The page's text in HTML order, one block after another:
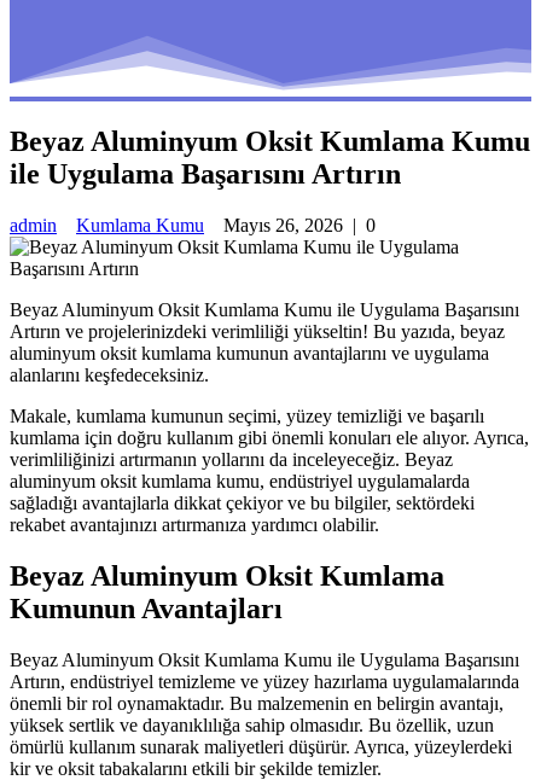
Beyaz Aluminyum Oksit Kumlama Kumu
ile Uygulama Başarısını Artırın
admin Kumlama Kumu Mayıs 26, 2026 | 0
Beyaz Aluminyum Oksit Kumlama Kumu ile Uygulama Başarısını
Artırın ve projelerinizdeki verimliliği yükseltin! Bu yazıda, beyaz
aluminyum oksit kumlama kumunun avantajlarını ve uygulama
alanlarını keşfedeceksiniz.
Makale, kumlama kumunun seçimi, yüzey temizliği ve başarılı
kumlama için doğru kullanım gibi önemli konuları ele alıyor. Ayrıca,
verimliliğinizi artırmanın yollarını da inceleyeceğiz. Beyaz
aluminyum oksit kumlama kumu, endüstriyel uygulamalarda
sağladığı avantajlarla dikkat çekiyor ve bu bilgiler, sektördeki
rekabet avantajınızı artırmanıza yardımcı olabilir.
Beyaz Aluminyum Oksit Kumlama
Kumunun Avantajları
Beyaz Aluminyum Oksit Kumlama Kumu ile Uygulama Başarısını
Artırın, endüstriyel temizleme ve yüzey hazırlama uygulamalarında
önemli bir rol oynamaktadır. Bu malzemenin en belirgin avantajı,
yüksek sertlik ve dayanıklılığa sahip olmasıdır. Bu özellik, uzun
ömürlü kullanım sunarak maliyetleri düşürür. Ayrıca, yüzeylerdeki
kir ve oksit tabakalarını etkili bir şekilde temizler.